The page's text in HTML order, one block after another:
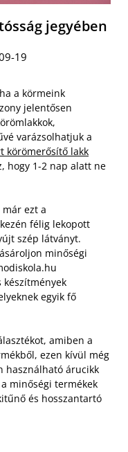
jegyében
19
a körmeink
jelentősen
varázsolhatjuk a
körömerősítő lakk
hogy 1-2 nap alatt ne
ezt a
félig lekopott
szép látványt.
minőségi
egyik fő
amiben a
ezen kívül még
használható árucikk
minőségi termékek
és hosszantartó